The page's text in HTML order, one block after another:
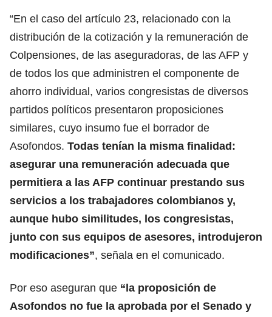
“En el caso del artículo 23, relacionado con la
distribución de la cotización y la remuneración de
Colpensiones, de las aseguradoras, de las AFP y
de todos los que administren el componente de
ahorro individual, varios congresistas de diversos
partidos políticos presentaron proposiciones
similares, cuyo insumo fue el borrador de
Asofondos. Todas tenían la misma finalidad:
asegurar una remuneración adecuada que
permitiera a las AFP continuar prestando sus
servicios a los trabajadores colombianos y,
aunque hubo similitudes, los congresistas,
junto con sus equipos de asesores, introdujeron
modificaciones”, señala en el comunicado.
Por eso aseguran que “la proposición de
Asofondos no fue la aprobada por el Senado y